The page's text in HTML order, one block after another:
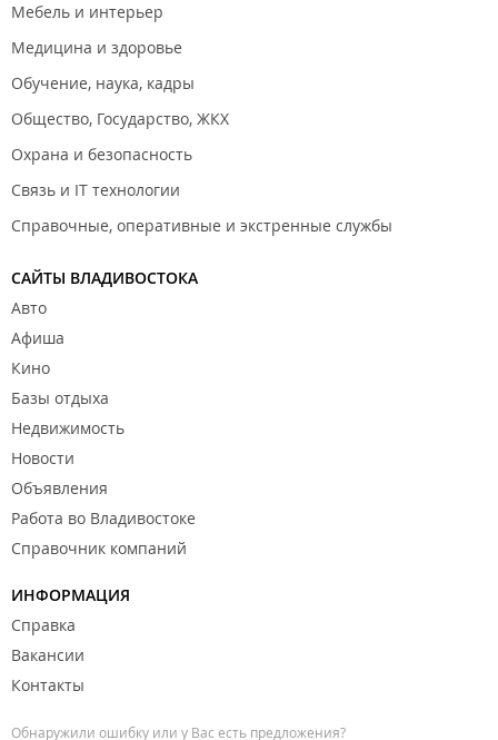
Мебель и интерьер
Медицина и здоровье
Обучение, наука, кадры
Общество, Государство, ЖКХ
Охрана и безопасность
Связь и IT технологии
Справочные, оперативные и экстренные службы
САЙТЫ ВЛАДИВОСТОКА
Авто
Афиша
Кино
Базы отдыха
Недвижимость
Новости
Объявления
Работа во Владивостоке
Справочник компаний
ИНФОРМАЦИЯ
Справка
Вакансии
Контакты
Обнаружили ошибку или у Вас есть предложения?